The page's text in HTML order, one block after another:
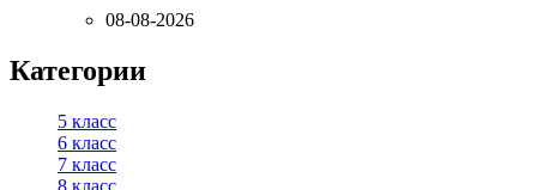
08-08-2026
Категории
5 класс
6 класс
7 класс
8 класс